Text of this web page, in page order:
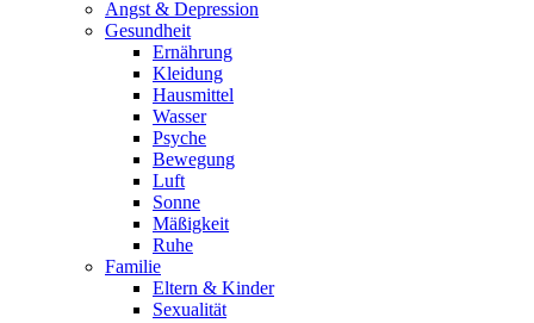
Angst & Depression
Gesundheit
Ernährung
Kleidung
Hausmittel
Wasser
Psyche
Bewegung
Luft
Sonne
Mäßigkeit
Ruhe
Familie
Eltern & Kinder
Sexualität